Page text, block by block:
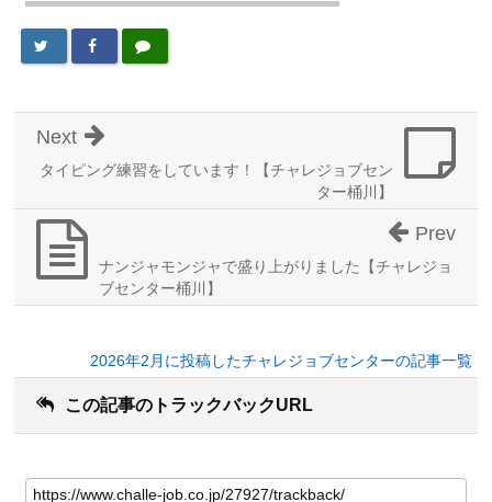
タイピング練習をしています！【チャレジョブセン
ター桶川】
Next
ナンジャモンジャで盛り上がりました【チャレジョ
ブセンター桶川】
Prev
2026年2月に投稿したチャレジョブセンターの記事一覧
この記事のトラックバックURL
の